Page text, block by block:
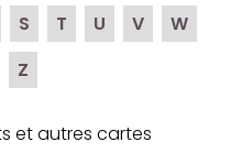
S T U V
W
Z
et autres cartes